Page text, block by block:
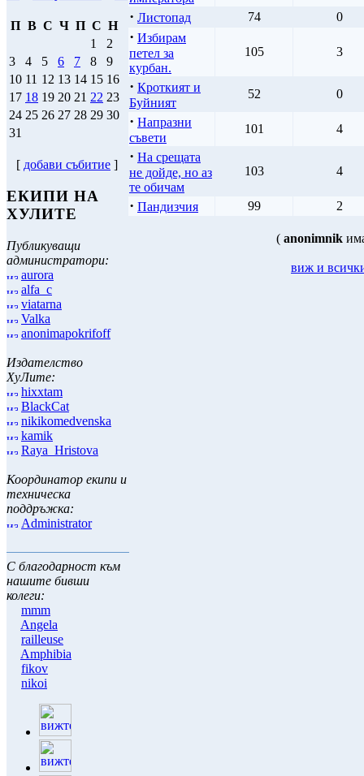
П В С Ч П С Н
1
2
3
4 5 6 7 8
9
10 11 12 13 14 15 16
17 18 19 20 21 22 23
24 25 26 27 28 29 30
31
[ добави събитие ]
ЕКИПИ НА
ХУЛИТЕ
Публикуващи
администратори:
aurora
alfa_c
viatarna
Valka
anonimapokrifoff
Издателство
ХуЛите:
hixxtam
BlackCat
nikikomedvenska
kamik
Raya_Hristova
Координатор екипи и
техническа
поддръжка:
Administrator
С благодарност към
нашите бивши
колеги:
mmm
Angela
railleuse
Amphibia
fikov
nikoi
· Листопад 74 0
· Избирам
петел за
курбан.
105 3
· Кроткият и
Буйният
52 0
· Напразни
съвети
101 4
· На срещата
не дойде, но аз
те обичам
103 4
· Пандизчия 99 2
( anonimnik
виж и